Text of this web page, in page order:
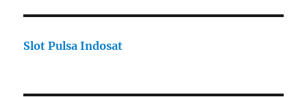
Slot Pulsa Indosat